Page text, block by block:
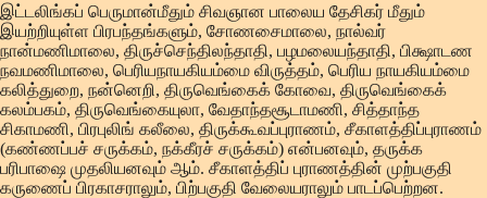
இட்டலிங்கப் பெருமான்மீதும் சிவஞான பாலைய தேசிகர் மீதும்
இயற்றியுள்ள பிரபந்தங்களும், சோணசைமாலை, நால்வர்
நான்மணிமாலை, திருச்செந்திலந்தாதி, பழமலையந்தாதி, பிக்ஷாடண
நவமணிமாலை, பெரியநாயகியம்மை விருத்தம், பெரிய நாயகியம்மை
கலித்துறை, நன்னெறி, திருவெங்கைக் கோவை, திருவெங்கைக்
கலம்பகம், திருவெங்கையுலா, வேதாந்தசூடாமணி, சித்தாந்த
சிகாமணி, பிரபுலிங் கலீலை, திருக்கூவப்புராணம், சீகாளத்திப்புராணம்
(கண்ணப்பச் சருக்கம், நக்கீரச் சருக்கம்) என்பனவும், தருக்க
பரிபாஷை முதலியனவும் ஆம். சீகாளத்திப் புராணத்தின் முற்பகுதி
கருணைப் பிரகாசராலும், பிற்பகுதி வேலையராலும் பாடப்பெற்றன.